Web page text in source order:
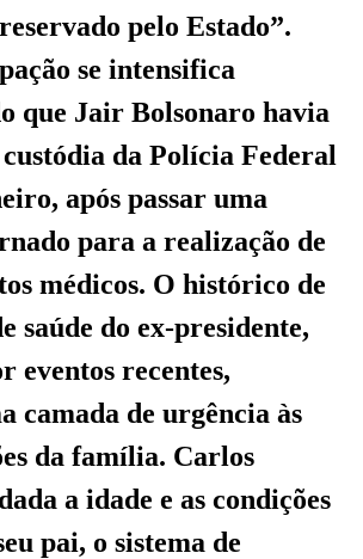
pelo Estado”.
se intensifica
que Jair Bolsonaro havia
da Polícia Federal
após passar uma
para a realização de
médicos. O histórico de
saúde do ex-presidente,
eventos recentes,
camada de urgência às
da família. Carlos
a idade e as condições
pai, o sistema de